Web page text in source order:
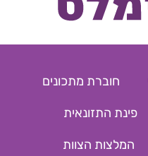
חוברת מתכונים
פינת התזונאית
המלצות הצוות